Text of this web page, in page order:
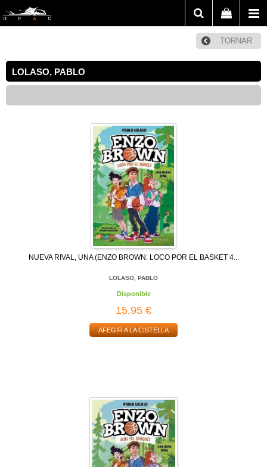
TORNAR
LOLASO, PABLO
NUEVA RIVAL, UNA (ENZO BROWN: LOCO POR EL BASKET 4...
LOLASO, PABLO
Disponible
15,95 €
AFEGIR A LA CISTELLA